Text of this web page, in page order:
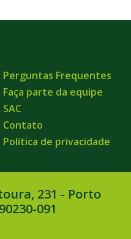
Perguntas Frequentes
Faça parte da equipe
SAC
Contato
Política de privacidade
231 - Porto
091